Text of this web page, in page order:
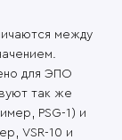
между
для ЭПО
так же
PSG-1) и
VSR-10 и